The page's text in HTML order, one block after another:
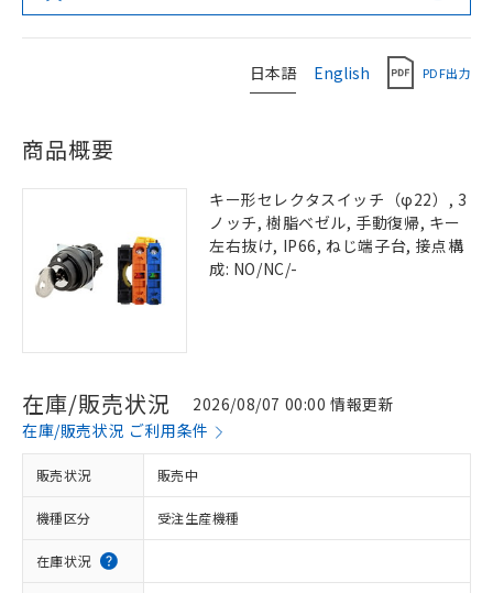
日本語 English PDF出力
商品概要
キー形セレクタスイッチ（φ22）, 3
ノッチ, 樹脂ベゼル, 手動復帰, キー
左右抜け, IP66, ねじ端子台, 接点構
成: NO/NC/-
在庫/販売状況
2026/08/07 00:00 情報更新
在庫/販売状況 ご利用条件
販売状況 販売中
機種区分 受注生産機種
在庫状況